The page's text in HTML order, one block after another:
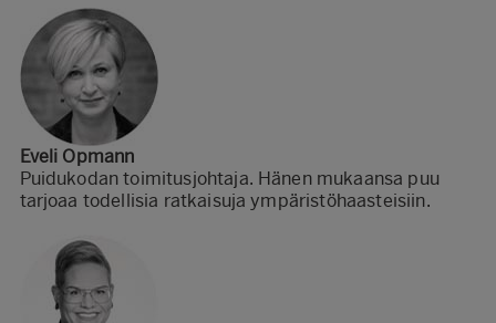
Eveli Opmann
Puidukodan toimitusjohtaja. Hänen mukaansa puu
tarjoaa todellisia ratkaisuja ympäristöhaasteisiin.